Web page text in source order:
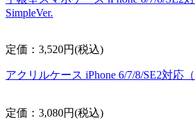
SimpleVer.
定価：3,520円(税込)
アクリルケース iPhone 6/7/8/SE2対応（
定価：3,080円(税込)